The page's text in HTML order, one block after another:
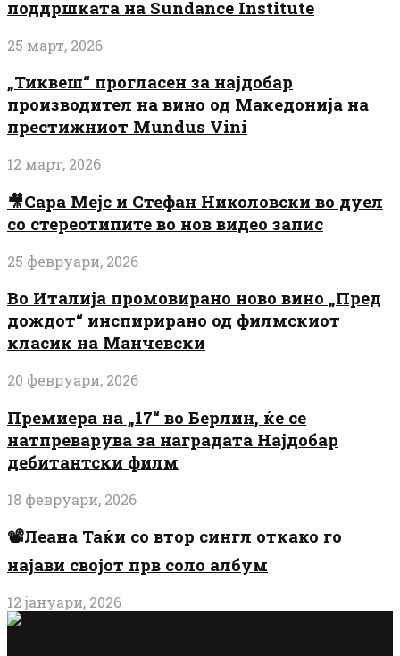
поддршката на Sundance Institute
25 март, 2026
„Тиквеш“ прогласен за најдобар
производител на вино од Македонија на
престижниот Mundus Vini
12 март, 2026
🎥Сара Мејс и Стефан Николовски во дуел
со стереотипите во нов видео запис
25 февруари, 2026
Во Италија промовирано ново вино „Пред
дождот“ инспирирано од филмскиот
класик на Манчевски
20 февруари, 2026
Премиера на „17“ во Берлин, ќе се
натпреварува за наградата Најдобар
дебитантски филм
18 февруари, 2026
📽️Леана Таќи со втор сингл откако го
најави својот прв соло албум
12 јануари, 2026